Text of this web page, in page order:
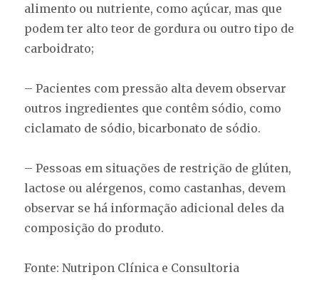
alimento ou nutriente, como açúcar, mas que
podem ter alto teor de gordura ou outro tipo de
carboidrato;
– Pacientes com pressão alta devem observar
outros ingredientes que contêm sódio, como
ciclamato de sódio, bicarbonato de sódio.
– Pessoas em situações de restrição de glúten,
lactose ou alérgenos, como castanhas, devem
observar se há informação adicional deles da
composição do produto.
Fonte: Nutripon Clínica e Consultoria